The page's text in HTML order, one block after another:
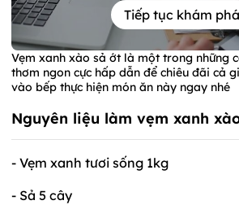
Tiếp tục khám phá
Vẹm xanh xào sả ớt là một trong những
thơm ngon cực hấp dẫn để chiêu đãi cả
vào bếp thực hiện món ăn này ngay nhé
Nguyên liệu làm vẹm xanh
- Vẹm xanh tươi sống 1kg
- Sả 5 cây